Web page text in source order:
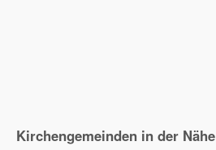
Kirchengemeinden in der Nähe